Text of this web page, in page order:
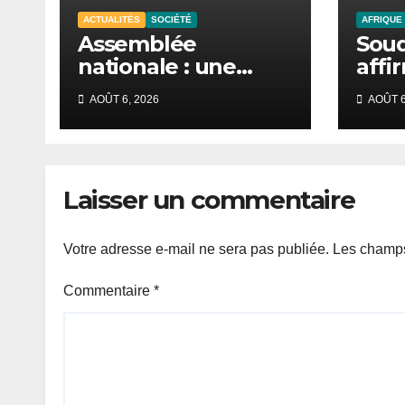
ACTUALITÉS SOCIÉTÉ
Assemblée
nationale : une
session
extraordinaire
convoquée le 10
d’enquête à l’ordre
AOÛT 6, 2026
AFRIQUE
au
AOÛT
Laisser un commentaire
Votre adresse e-mail ne sera pas publiée. Les
Commentaire *